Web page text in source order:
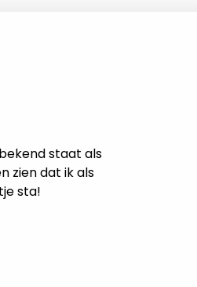
staat als
zien dat ik als
sta!